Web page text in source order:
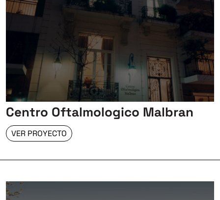
Centro Oftalmologico Malbran
VER PROYECTO